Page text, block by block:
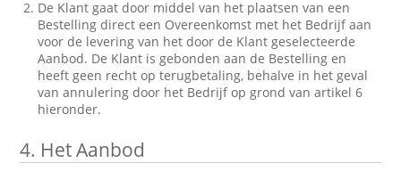
De Klant gaat door middel van het plaatsen van een
Bestelling direct een Overeenkomst met het Bedrijf aan
voor de levering van het door de Klant geselecteerde
Aanbod. De Klant is gebonden aan de Bestelling en
heeft geen recht op terugbetaling, behalve in het geval
van annulering door het Bedrijf op grond van artikel 6
hieronder.
4. Het Aanbod